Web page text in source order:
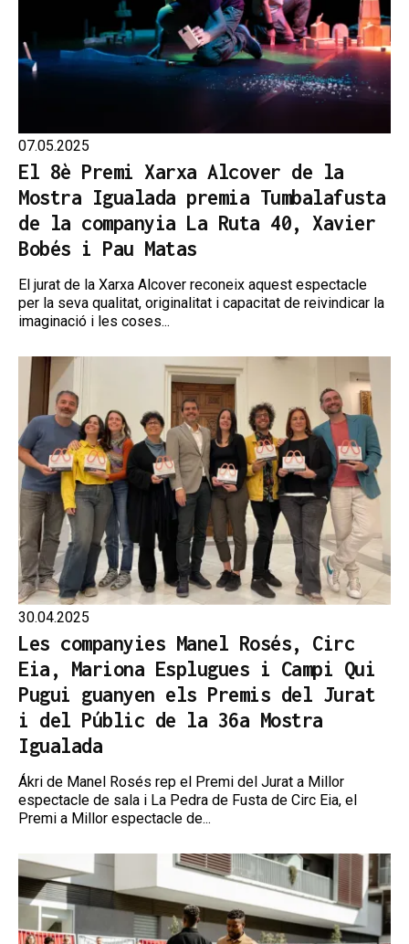
07.05.2025
El 8è Premi Xarxa Alcover de la
Mostra Igualada premia Tumbalafusta
de la companyia La Ruta 40, Xavier
Bobés i Pau Matas
El jurat de la Xarxa Alcover reconeix aquest espectacle
per la seva qualitat, originalitat i capacitat de reivindicar la
imaginació i les coses...
30.04.2025
Les companyies Manel Rosés, Circ
Eia, Mariona Esplugues i Campi Qui
Pugui guanyen els Premis del Jurat
i del Públic de la 36a Mostra
Igualada
Ákri de Manel Rosés rep el Premi del Jurat a Millor
espectacle de sala i La Pedra de Fusta de Circ Eia, el
Premi a Millor espectacle de...